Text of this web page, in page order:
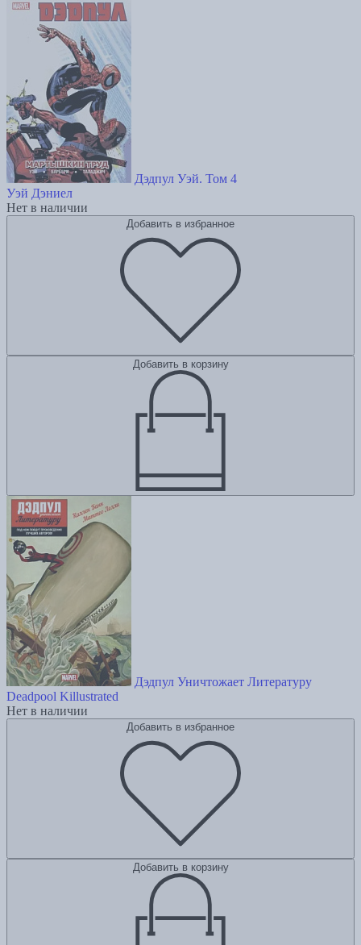
Дэдпул Уэй. Том 4
Уэй Дэниел
Нет в наличии
Добавить в избранное
Добавить в корзину
Дэдпул Уничтожает Литературу
Deadpool Killustrated
Нет в наличии
Добавить в избранное
Добавить в корзину